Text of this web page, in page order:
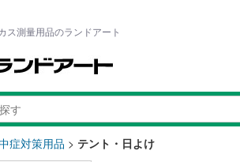
ス測量用品のランドアート
症対策用品 > テント・日よけ